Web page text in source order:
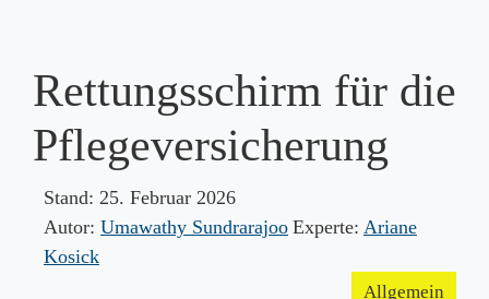
Rettungsschirm für die
Pflegeversicherung
Stand: 25. Februar 2026
Autor: Umawathy Sundrarajoo Experte: Ariane
Kosick
Allgemein